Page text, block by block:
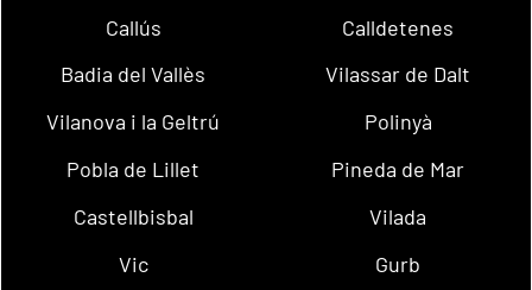
Callús
Calldetenes
Badia del Vallès
Vilassar de Dalt
Vilanova i la Geltrú
Polinyà
Pobla de Lillet
Pineda de Mar
Castellbisbal
Vilada
Vic
Gurb